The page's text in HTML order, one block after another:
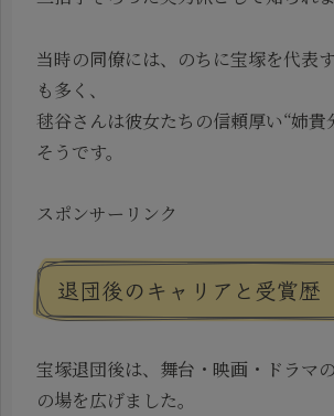
当時の同僚には、のちに宝塚を代表
も多く、
毬谷さんは彼女たちの信頼厚い“姉貴
そうです。
スポンサーリンク
退団後のキャリアと受賞歴
宝塚退団後は、舞台・映画・ドラマ
の場を広げました。